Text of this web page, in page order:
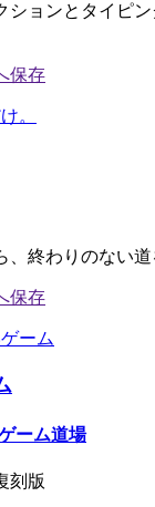
ションとタイピ
、終わりのない道
ーム道場
刻版